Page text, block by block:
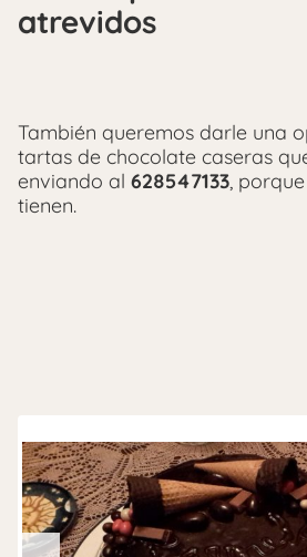
atrevidos
También queremos darle una
tartas de chocolate caseras
enviando al 628547133, porque
tienen.
Previous